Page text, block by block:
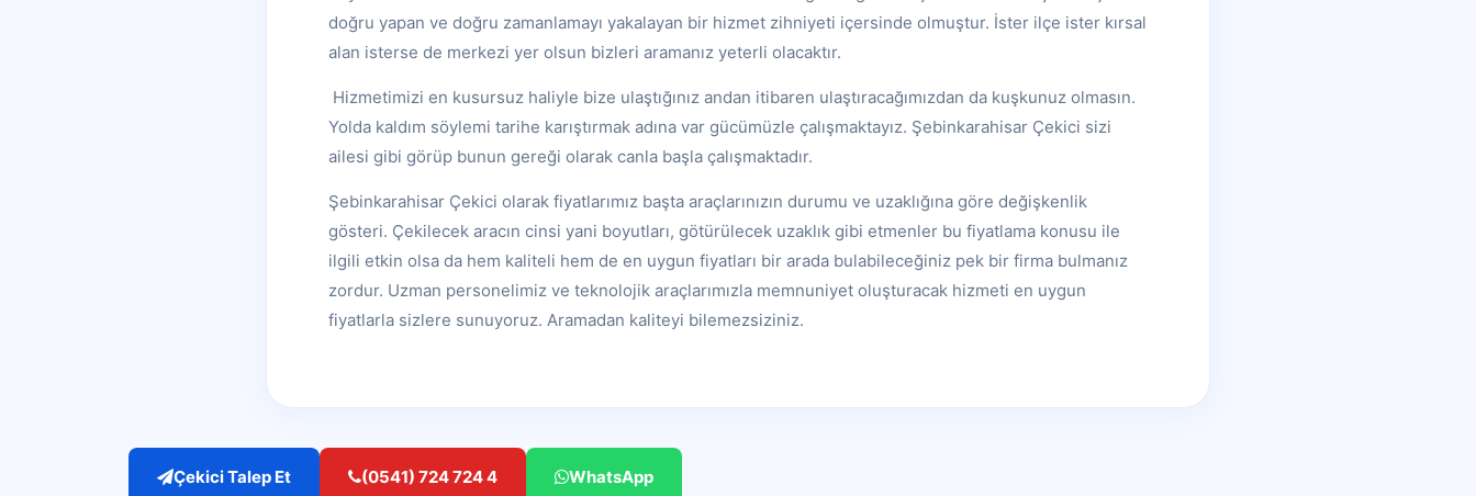
doğru yapan ve doğru zamanlamayı yakalayan bir hizmet zihniyeti içersinde olmuştur. İster ilçe ister kırsal
alan isterse de merkezi yer olsun bizleri aramanız yeterli olacaktır.
Hizmetimizi en kusursuz haliyle bize ulaştığınız andan itibaren ulaştıracağımızdan da kuşkunuz olmasın.
Yolda kaldım söylemi tarihe karıştırmak adına var gücümüzle çalışmaktayız. Şebinkarahisar Çekici sizi
ailesi gibi görüp bunun gereği olarak canla başla çalışmaktadır.
Şebinkarahisar Çekici olarak fiyatlarımız başta araçlarınızın durumu ve uzaklığına göre değişkenlik
gösteri. Çekilecek aracın cinsi yani boyutları, götürülecek uzaklık gibi etmenler bu fiyatlama konusu ile
ilgili etkin olsa da hem kaliteli hem de en uygun fiyatları bir arada bulabileceğiniz pek bir firma bulmanız
zordur. Uzman personelimiz ve teknolojik araçlarımızla memnuniyet oluşturacak hizmeti en uygun
fiyatlarla sizlere sunuyoruz. Aramadan kaliteyi bilemezsiziniz.
Çekici Talep Et (0541) 724 724 4 WhatsApp